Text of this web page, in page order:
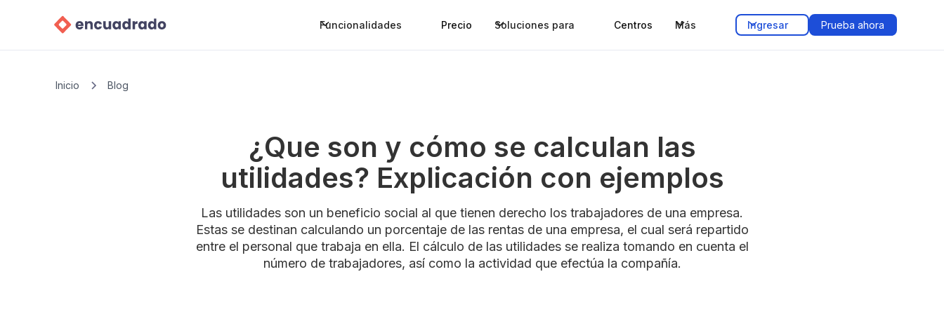
Funcionalidades Precio Soluciones para Centros Más Ingresar Prueba ahora
Inicio Blog
¿Que son y cómo se calculan las
utilidades? Explicación con ejemplos
Las utilidades son un beneficio social al que tienen derecho los trabajadores de una empresa.
Estas se destinan calculando un porcentaje de las rentas de una empresa, el cual será repartido
entre el personal que trabaja en ella. El cálculo de las utilidades se realiza tomando en cuenta el
número de trabajadores, así como la actividad que efectúa la compañía.